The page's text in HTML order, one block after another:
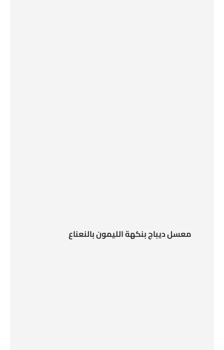
معسل ديباج بنكهة الليمون بالنعناع